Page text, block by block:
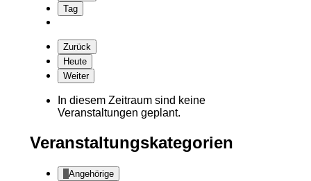
Tag
Zurück
Heute
Weiter
In diesem Zeitraum sind keine
Veranstaltungen geplant.
Veranstaltungskategorien
Angehörige